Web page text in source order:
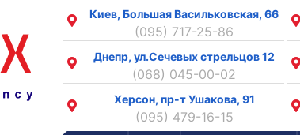
Киев, Большая Васильковская, 66
(095) 717-25-86
Днепр, ул.Сечевых стрельцов 12
(068) 045-00-02
Херсон, пр-т Ушакова, 91
(095) 479-16-15